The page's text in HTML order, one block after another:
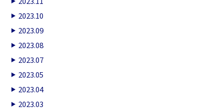
2023.10
2023.09
2023.08
2023.07
2023.05
2023.04
2023.03